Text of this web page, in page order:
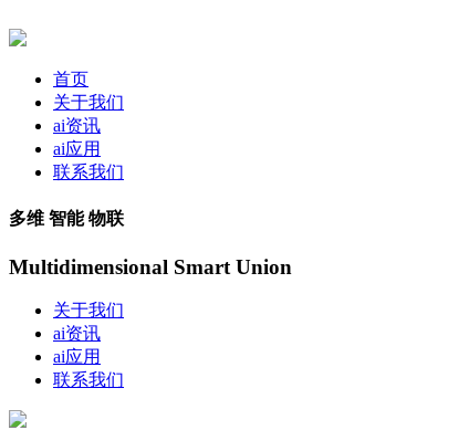
首页
关于我们
ai资讯
ai应用
联系我们
多维 智能 物联
Multidimensional Smart Union
关于我们
ai资讯
ai应用
联系我们